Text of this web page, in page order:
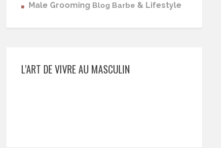
Male Grooming Blog Barbe & Lifestyle
L’ART DE VIVRE AU MASCULIN